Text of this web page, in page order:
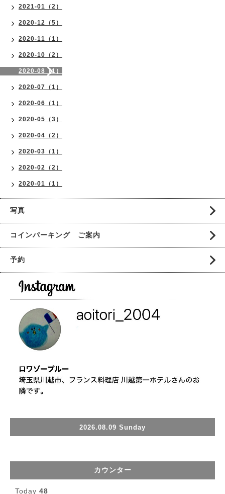
2021-01（2）
2020-12（5）
2020-11（1）
2020-10（2）
2020-08（1）
2020-07（1）
2020-06（1）
2020-05（3）
2020-04（2）
2020-03（1）
2020-02（2）
2020-01（1）
写真
コインパーキング ご案内
予約
2026.08.09 Sunday
カウンター
Today 48